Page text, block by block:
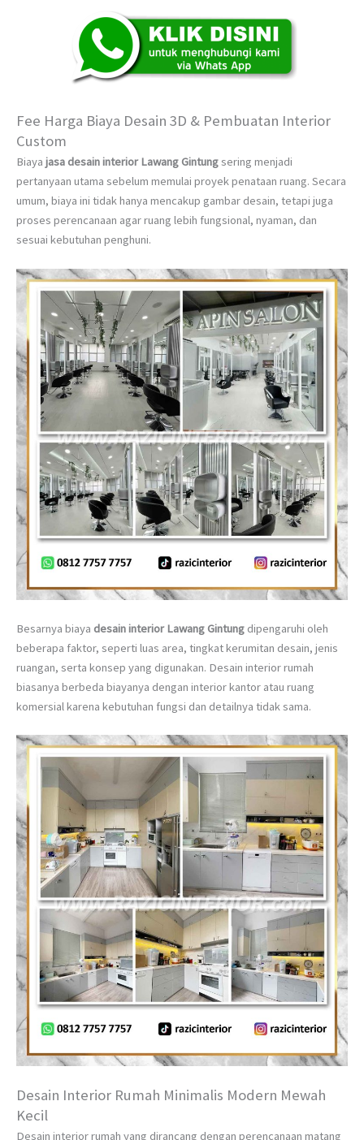
Fee Harga Biaya Desain 3D & Pembuatan Interior
Custom
Biaya jasa desain interior Lawang Gintungsering menjadi
pertanyaan utama sebelum memulai proyek penataan ruang. Secara
umum, biaya ini tidak hanya mencakup gambar desain, tetapi juga
proses perencanaan agar ruang lebih fungsional, nyaman, dan
sesuai kebutuhan penghuni.
Besarnya biaya desain interior Lawang Gintung dipengaruhi oleh
beberapa faktor, seperti luas area, tingkat kerumitan desain, jenis
ruangan, serta konsep yang digunakan. Desain interior rumah
biasanya berbeda biayanya dengan interior kantor atau ruang
komersial karena kebutuhan fungsi dan detailnya tidak sama.
Desain Interior Rumah Minimalis Modern Mewah
Kecil
Desain interior rumah yang dirancang dengan perencanaan matang